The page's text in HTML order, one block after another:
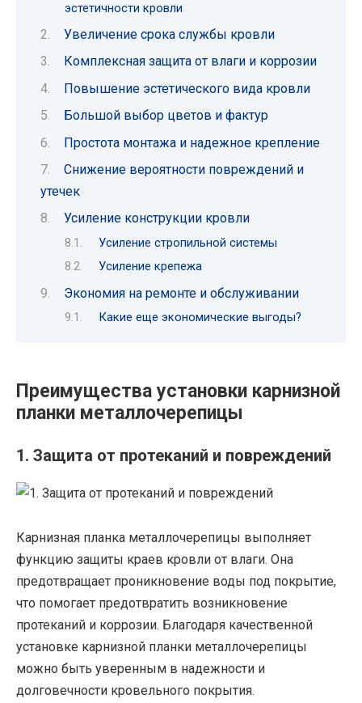
эстетичности кровли
Увеличение срока службы кровли
Комплексная защита от влаги и коррозии
Повышение эстетического вида кровли
Большой выбор цветов и фактур
Простота монтажа и надежное крепление
Снижение вероятности повреждений и
утечек
Усиление конструкции кровли
Усиление стропильной системы
Усиление крепежа
Экономия на ремонте и обслуживании
Какие еще экономические выгоды?
Преимущества установки карнизной
планки металлочерепицы
1. Защита от протеканий и повреждений
Карнизная планка металлочерепицы выполняет
функцию защиты краев кровли от влаги. Она
предотвращает проникновение воды под покрытие,
что помогает предотвратить возникновение
протеканий и коррозии. Благодаря качественной
установке карнизной планки металлочерепицы
можно быть уверенным в надежности и
долговечности кровельного покрытия.